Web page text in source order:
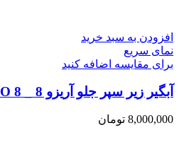
افزودن به سبد خرید
نمای سریع
برای مقایسه اضافه کنید
آبگیر زیر سپر جلو آریزو 8 _ ARRIZO 8
8,000,000 تومان